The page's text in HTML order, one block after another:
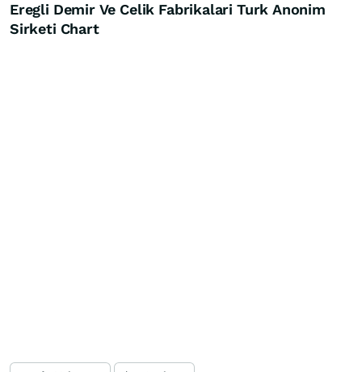
Eregli Demir Ve Celik Fabrikalari Turk Anonim
Sirketi Chart